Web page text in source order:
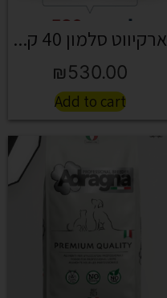
ארקיווט סלמון 40 ק...
₪530.00
Add to cart